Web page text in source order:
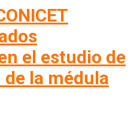
el estudio de
la médula